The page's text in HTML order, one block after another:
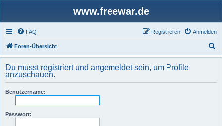
www.freewar.de
FAQ Anmelden
Registrieren
Foren-Übersicht
u
h
Du musst registriert und angemeldet sein, um Profile
anzuschauen.
Benutzername:
Passwort: